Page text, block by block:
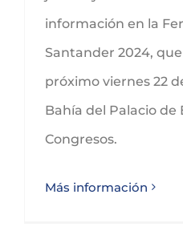
información en la
Santander 2024,
próximo viernes 22
Bahía del Palacio de
Congresos.
Más información